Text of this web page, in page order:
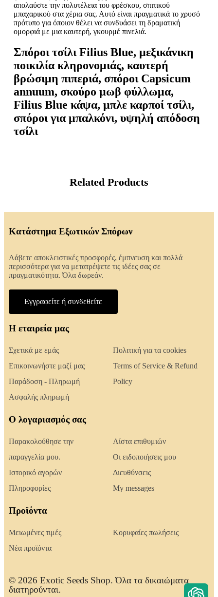
απολαύστε την πολυτέλεια του φρέσκου, σπιτικού
μπαχαρικού στα χέρια σας. Αυτό είναι πραγματικά το χρυσό
πρότυπο για όποιον θέλει να συνδυάσει τη δραματική
ομορφιά με μια καυτερή, γκουρμέ πινελιά.
Σπόροι τσίλι Filius Blue, μεξικάνικη
ποικιλία κληρονομιάς, καυτερή
βρώσιμη πιπεριά, σπόροι Capsicum
annuum, σκούρο μωβ φύλλωμα,
Filius Blue κάψα, μπλε καρποί τσίλι,
σπόροι για μπαλκόνι, υψηλή απόδοση
τσίλι
Related Products
Κατάστημα Εξωτικών Σπόρων
Λάβετε αποκλειστικές προσφορές, έμπνευση και πολλά
περισσότερα για να μετατρέψετε τις ιδέες σας σε
πραγματικότητα. Όλα δωρεάν.
Εγγραφείτε ή συνδεθείτε
Η εταιρεία μας
Σχετικά με εμάς
Επικοινωνήστε μαζί μας
Παράδοση - Πληρωμή
Ασφαλής πληρωμή
Πολιτική για τα cookies
Terms of Service & Refund
Policy
Ο λογαριασμός σας
Παρακολούθησε την
παραγγελία μου.
Ιστορικό αγορών
Πληροφορίες
Λίστα επιθυμιών
Οι ειδοποιήσεις μου
Διευθύνσεις
My messages
Προϊόντα
Μειωμένες τιμές
Νέα προϊόντα
Κορυφαίες πωλήσεις
© 2026 Exotic Seeds Shop. Όλα τα δικαιώματα
διατηρούνται.